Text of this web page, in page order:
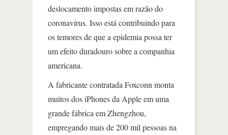
deslocamento impostas em razão do
coronavírus. Isso está contribuindo para
os temores de que a epidemia possa ter
um efeito duradouro sobre a companhia
americana.
A fabricante contratada Foxconn monta
muitos dos iPhones da Apple em uma
grande fábrica em Zhengzhou,
empregando mais de 200 mil pessoas na